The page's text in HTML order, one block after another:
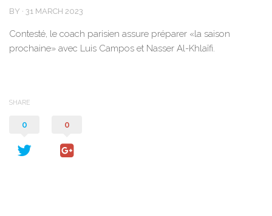
BY · 31 MARCH 2023
Contesté, le coach parisien assure préparer «la saison
prochaine» avec Luis Campos et Nasser Al-Khlaïfi.
SHARE
0 0